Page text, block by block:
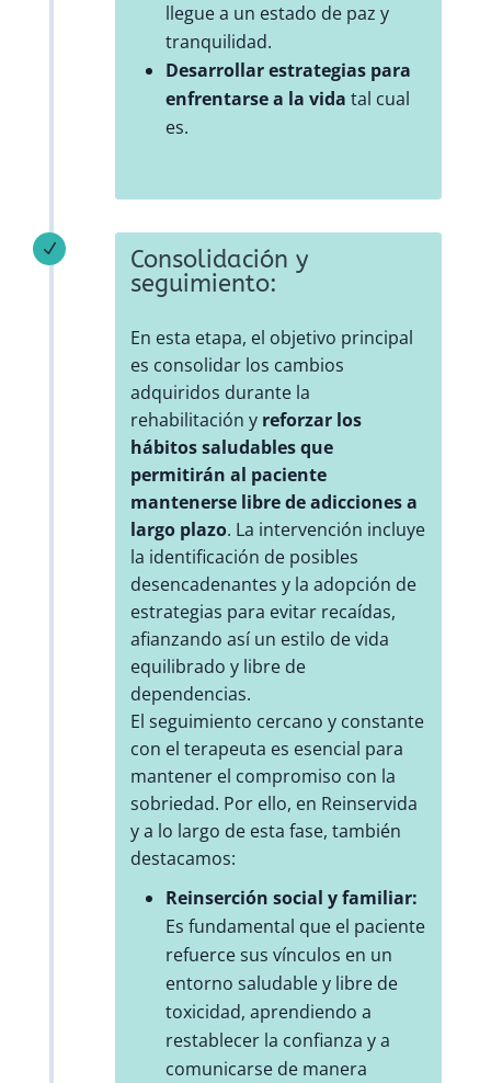
llegue a un estado de paz y
tranquilidad.
Desarrollar estrategias para
enfrentarse a la vida tal cual
es.
N
Consolidación y
seguimiento:
En esta etapa, el objetivo principal
es consolidar los cambios
adquiridos durante la
rehabilitación y reforzar los
hábitos saludables que
permitirán al paciente
mantenerse libre de adicciones a
largo plazo. La intervención incluye
la identificación de posibles
desencadenantes y la adopción de
estrategias para evitar recaídas,
afianzando así un estilo de vida
equilibrado y libre de
dependencias.
El seguimiento cercano y constante
con el terapeuta es esencial para
mantener el compromiso con la
sobriedad. Por ello, en Reinservida
y a lo largo de esta fase, también
destacamos:
Reinserción social y familiar:
Es fundamental que el paciente
refuerce sus vínculos en un
entorno saludable y libre de
toxicidad, aprendiendo a
restablecer la confianza y a
comunicarse de manera